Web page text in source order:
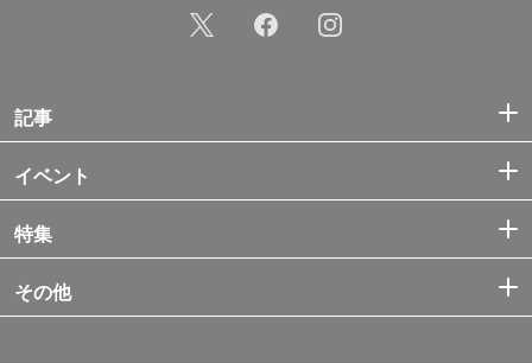
記事
イベント
特集
その他